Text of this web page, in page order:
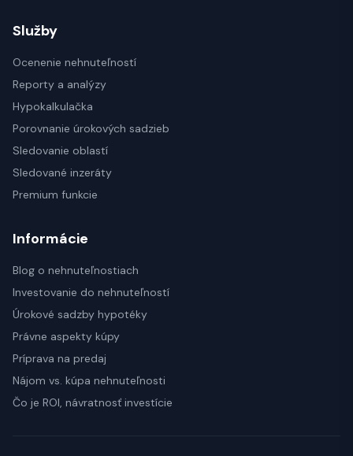
Služby
Ocenenie nehnuteľností
Reporty a analýzy
Hypokalkulačka
Porovnanie úrokových sadzieb
Sledovanie oblastí
Sledované inzeráty
Premium funkcie
Informácie
Blog o nehnuteľnostiach
Investovanie do nehnuteľností
Úrokové sadzby hypotéky
Právne aspekty kúpy
Príprava na predaj
Nájom vs. kúpa nehnuteľnosti
Čo je ROI, návratnosť investície